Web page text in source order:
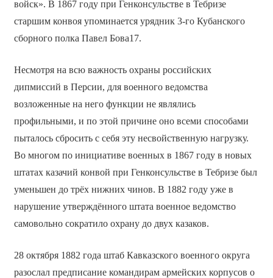
войск». В 1867 году при Генконсульстве в Тебризе
старшим конвоя упоминается урядник 3-го Кубанского
сборного полка Павел Бова17.
Несмотря на всю важность охраны российских
дипмиссий в Персии, для военного ведомства
возложенные на него функции не являлись
профильными, и по этой причине оно всеми способами
пыталось сбросить с себя эту несвойственную нагрузку.
Во многом по инициативе военных в 1867 году в новых
штатах казачий конвой при Генконсульстве в Тебризе был
уменьшен до трёх нижних чинов. В 1882 году уже в
нарушение утверждённого штата военное ведомство
самовольно сократило охрану до двух казаков.
28 октября 1882 года штаб Кавказского военного округа
разослал предписание командирам армейских корпусов о